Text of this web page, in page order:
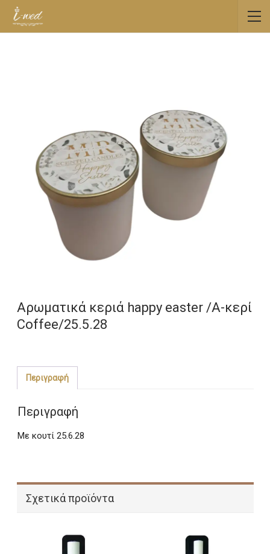
Αρωματικά κεριά happy easter /Α-κερί
Coffee/25.5.28
Περιγραφή
Περιγραφή
Με κουτί 25.6.28
Σχετικά προϊόντα